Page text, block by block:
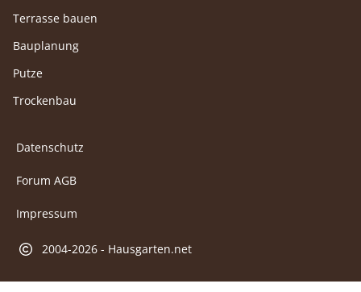
Terrasse bauen
Bauplanung
Putze
Trockenbau
Datenschutz
Forum AGB
Impressum
2004-2026 - Hausgarten.net